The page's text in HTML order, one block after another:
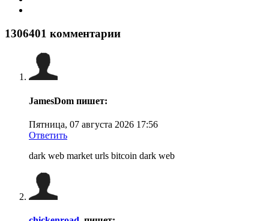
1306401 комментарии
JamesDom пишет:
Пятница, 07 августа 2026 17:56
Ответить
dark web market urls bitcoin dark web